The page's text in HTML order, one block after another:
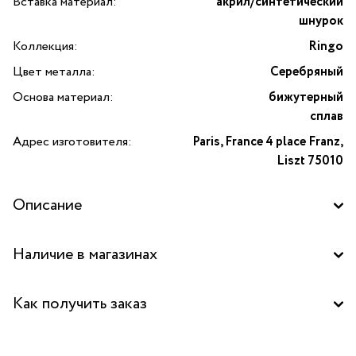
шнурок
Коллекция:
Ringo
Цвет металла:
Серебряный
Основа материал:
бижутерный
сплав
Адрес изготовителя:
Paris, France 4 place Franz,
Liszt 75010
Описание
который станет прекрасным дополнением к вашему
человека — брелок Ringo с перламутровым сердцем. Этот
Наличие в магазинах
Бутик "La Nature" в ТОЦ "Вит", Пушкино
Как получить заказ